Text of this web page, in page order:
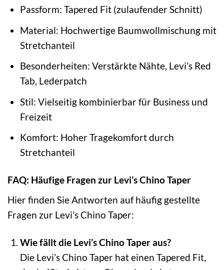
Passform: Tapered Fit (zulaufender Schnitt)
Material: Hochwertige Baumwollmischung mit
Stretchanteil
Besonderheiten: Verstärkte Nähte, Levi’s Red
Tab, Lederpatch
Stil: Vielseitig kombinierbar für Business und
Freizeit
Komfort: Hoher Tragekomfort durch
Stretchanteil
FAQ: Häufige Fragen zur Levi’s Chino Taper
Hier finden Sie Antworten auf häufig gestellte
Fragen zur Levi’s Chino Taper:
Wie fällt die Levi’s Chino Taper aus?
Die Levi’s Chino Taper hat einen Tapered Fit,